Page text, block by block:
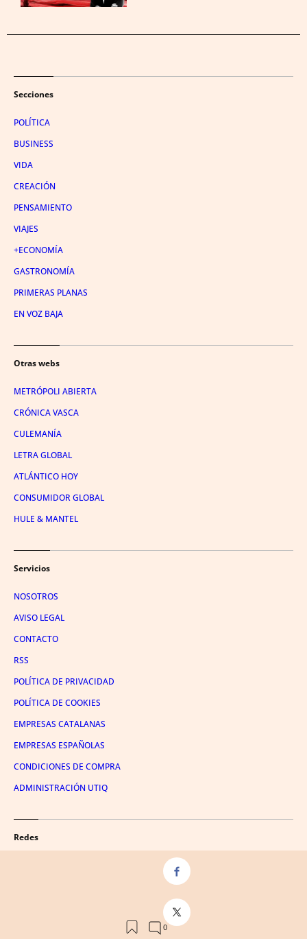
Secciones
POLÍTICA
BUSINESS
VIDA
CREACIÓN
PENSAMIENTO
VIAJES
+ECONOMÍA
GASTRONOMÍA
PRIMERAS PLANAS
EN VOZ BAJA
Otras webs
METRÓPOLI ABIERTA
CRÓNICA VASCA
CULEMANÍA
LETRA GLOBAL
ATLÁNTICO HOY
CONSUMIDOR GLOBAL
HULE & MANTEL
Servicios
NOSOTROS
AVISO LEGAL
CONTACTO
RSS
POLÍTICA DE PRIVACIDAD
POLÍTICA DE COOKIES
EMPRESAS CATALANAS
EMPRESAS ESPAÑOLAS
CONDICIONES DE COMPRA
ADMINISTRACIÓN UTIQ
Redes